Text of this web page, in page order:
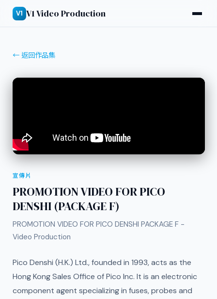
V1 V1 Video Production
← 返回作品集
宣傳片
PROMOTION VIDEO FOR PICO
DENSHI (PACKAGE F)
PROMOTION VIDEO FOR PICO DENSHI PACKAGE F -
Video Production
Pico Denshi (H.K.) Ltd., founded in 1993, acts as the
Hong Kong Sales Office of Pico Inc. It is an electronic
component agent specializing in fuses, probes and